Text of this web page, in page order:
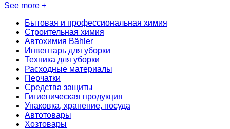
See more +
Бытовая и профессиональная химия
Строительная химия
Автохимия Bähler
Инвентарь для уборки
Техника для уборки
Расходные материалы
Перчатки
Средства защиты
Гигиеническая продукция
Упаковка, хранение, посуда
Автотовары
Хозтовары